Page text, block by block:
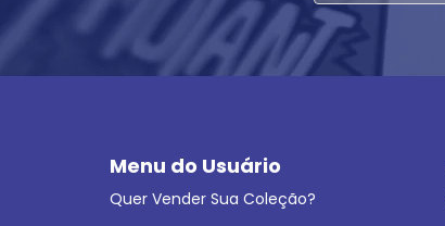
Menu do Usuário
Quer Vender Sua Coleção?